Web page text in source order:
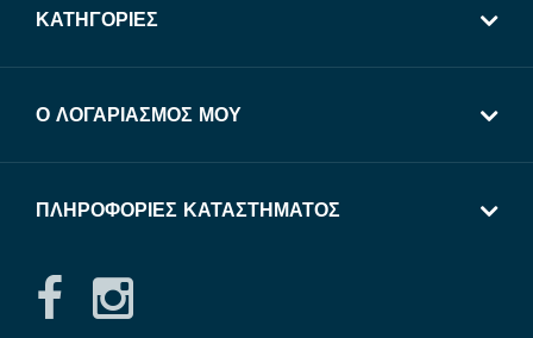
ΚΑΤΗΓΟΡΊΕΣ
Ο ΛΟΓΑΡΙΑΣΜΌΣ ΜΟΥ
ΠΛΗΡΟΦΟΡΊΕΣ ΚΑΤΑΣΤΉΜΑΤΟΣ